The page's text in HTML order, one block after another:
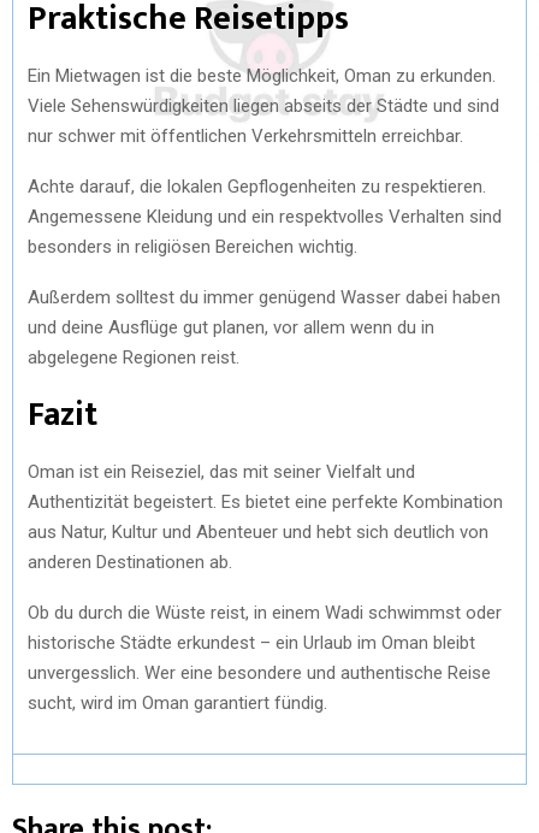
Praktische Reisetipps
Ein Mietwagen ist die beste Möglichkeit, Oman zu erkunden.
Viele Sehenswürdigkeiten liegen abseits der Städte und sind
nur schwer mit öffentlichen Verkehrsmitteln erreichbar.
Achte darauf, die lokalen Gepflogenheiten zu respektieren.
Angemessene Kleidung und ein respektvolles Verhalten sind
besonders in religiösen Bereichen wichtig.
Außerdem solltest du immer genügend Wasser dabei haben
und deine Ausflüge gut planen, vor allem wenn du in
abgelegene Regionen reist.
Fazit
Oman ist ein Reiseziel, das mit seiner Vielfalt und
Authentizität begeistert. Es bietet eine perfekte Kombination
aus Natur, Kultur und Abenteuer und hebt sich deutlich von
anderen Destinationen ab.
Ob du durch die Wüste reist, in einem Wadi schwimmst oder
historische Städte erkundest – ein Urlaub im Oman bleibt
unvergesslich. Wer eine besondere und authentische Reise
sucht, wird im Oman garantiert fündig.